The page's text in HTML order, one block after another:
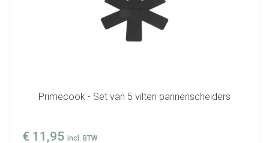
Primecook - Set van 5 vilten pannenscheiders
€ 11,95 incl. BTW